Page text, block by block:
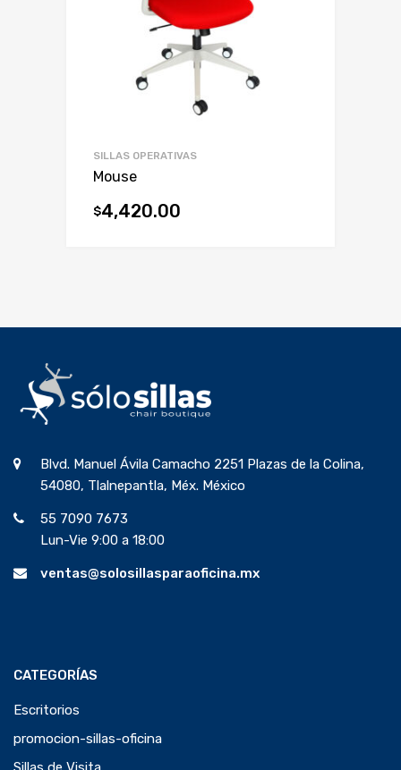
SILLAS OPERATIVAS
Mouse
$4,420.00
Blvd. Manuel Ávila Camacho 2251 Plazas de la Colina,
54080, Tlalnepantla, Méx. México
55 7090 7673
Lun-Vie 9:00 a 18:00
ventas@solosillasparaoficina.mx
CATEGORÍAS
Escritorios
promocion-sillas-oficina